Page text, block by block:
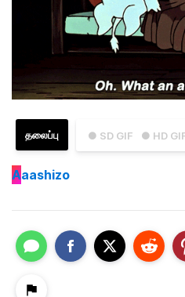
● SD GIF ● HD
தலைப்பு
Aaashizo